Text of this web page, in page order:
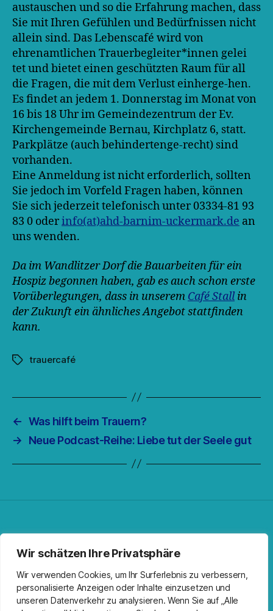
Wir schätzen Ihre Privatsphäre
Wir verwenden Cookies, um Ihr Surferlebnis zu verbessern,
personalisierte Anzeigen oder Inhalte einzusetzen und
unseren Datenverkehr zu analysieren. Wenn Sie auf „Alle
austauschen und so die Erfahrung machen, dass
Sie mit Ihren Gefühlen und Bedürfnissen nicht
allein sind. Das Lebenscafé wird von
ehrenamtlichen Trauerbegleiter*innen gelei
tet und bietet einen geschützten Raum für all
die Fragen, die mit dem Verlust einherge-hen.
Es findet an jedem 1. Donnerstag im Monat von
16 bis 18 Uhr im Gemeindezentrum der Ev.
Kirchengemeinde Bernau, Kirchplatz 6, statt.
Parkplätze (auch behindertenge-recht) sind
vorhanden.
Eine Anmeldung ist nicht erforderlich, sollten
Sie jedoch im Vorfeld Fragen haben, können
Sie sich jederzeit telefonisch unter 03334-81 93
83 0 oderinfo(at)ahd-barnim-uckermark.de an
uns wenden.
Da im Wandlitzer Dorf die Bauarbeiten für ein
Hospiz begonnen haben, gab es auch schon erste
Vorüberlegungen, dass in unserem Café Stallin
der Zukunft ein ähnliches Angebot stattfinden
kann.
Schlagwörter
trauercafé
← Was hilft beim Trauern?
→
Neue Podcast-Reihe: Liebe tut der Seele gut
Facebook
Spotify
RSS-FeedInstagram